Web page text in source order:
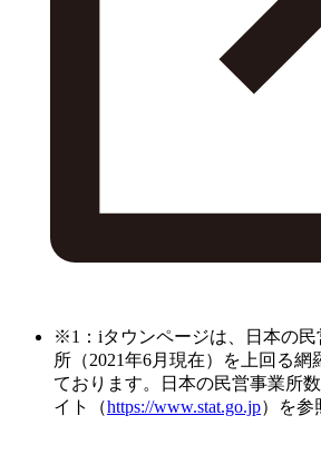
※1：iタウンページは、日本の民
所（2021年6月現在）を上回る網
ております。日本の民営事業所
イト（https://www.stat.go.jp）を参